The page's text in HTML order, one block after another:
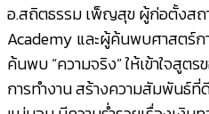
อ.สถิตธรรม เพ็ญสุข ผู้ก่อตั้งสถ
Academy และผู้ค้นพบศาสตร์ก
ค้นพบ “ความจริง” ให้เข้าใจสูต
การทำงาน สร้างความสัมพันธ์ที่